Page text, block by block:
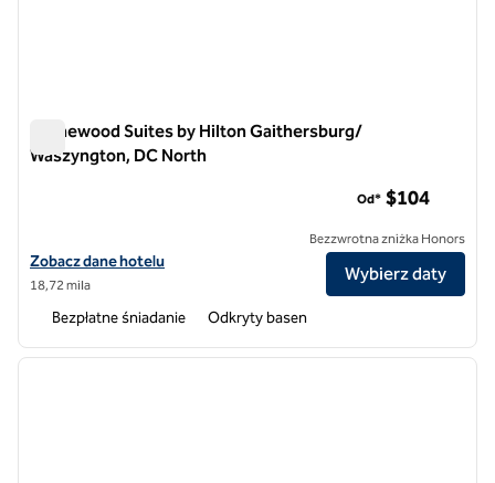
Homewood Suites by Hilton Gaithersburg/
Waszyngton, DC North
Zobacz szczegóły hotelu Homewood Suites by Hilton
Zobacz dane hotelu
18,72 mila
Od* $104
Bezzwrotna zniżka Honors
Wybierz daty
Bezpłatne śniadanie Odkryty basen
1 z 12